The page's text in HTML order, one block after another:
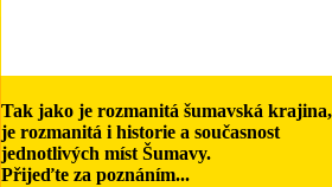
Tak jako je rozmanitá šumavská krajina,
je rozmanitá i historie a současnost
jednotlivých míst Šumavy.
Přijeďte za poznáním...